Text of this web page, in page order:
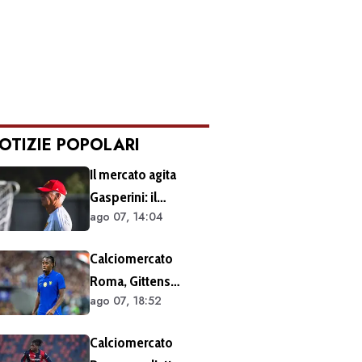
POPOLARI
Il mercato agita
Gasperini: il
retroscena dietro al
Ecco cosa è emerso
dal meeting con la
proprietà
ago 07, 14:04
Calciomercato
Roma, Gittens
nuovo nome per
operazione fattibile
ago 07, 18:52
Calciomercato